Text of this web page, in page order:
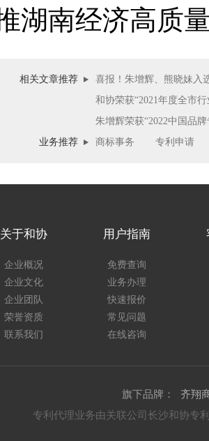
湖南经济高质
相关文章推荐
喜报！朱增辉、熊晓妹入
和协荣获“2021年度全市
朱增辉荣获“2022中国品牌
业务推荐
商标事务 专利申请
关于和协
企业概况
企业文化
企业团队
荣誉资质
联系我们
用户指南
免费查询
业务办理
快速报价
常见问题
在线咨询
旗下品牌：
齐翔
专利代理业务由关联公司长沙和协专